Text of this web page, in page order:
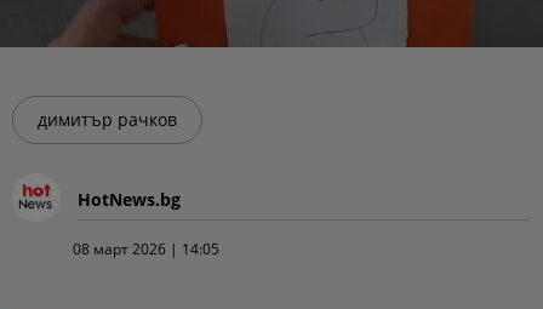
димитър рачков
HotNews.bg
08 март 2026 | 14:05